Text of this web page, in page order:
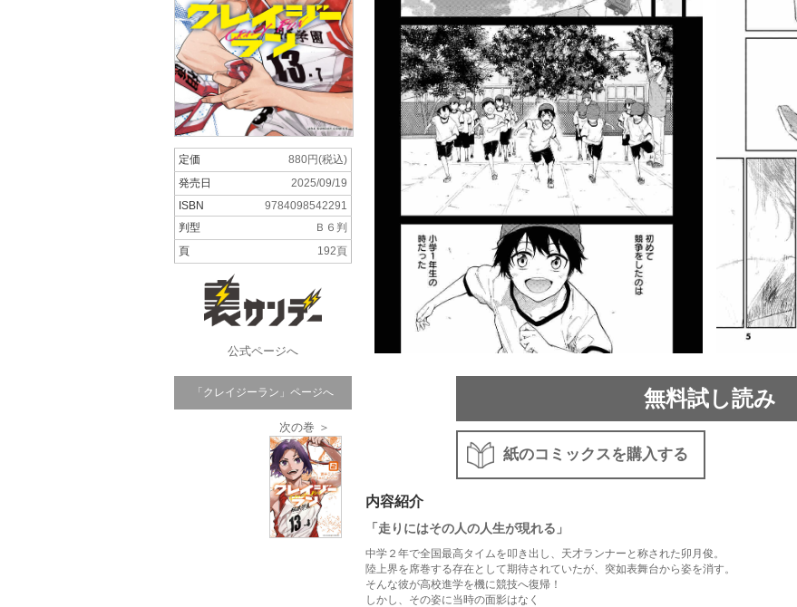
定価
880円(税込)
発売日
2025/09/19
ISBN
9784098542291
判型
Ｂ６判
頁
192頁
公式ページへ
「クレイジーラン」ページへ
次の巻 ＞
無料試し読み
紙のコミックスを購入する
内容紹介
「走りにはその人の人生が現れる」
中学２年で全国最高タイムを叩き出し、天才ランナーと称された卯月俊。
陸上界を席巻する存在として期待されていたが、突如表舞台から姿を消す。
そんな彼が高校進学を機に競技へ復帰！
しかし、その姿に当時の面影はなく